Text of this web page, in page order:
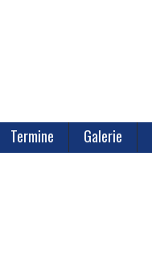
Termine Galerie